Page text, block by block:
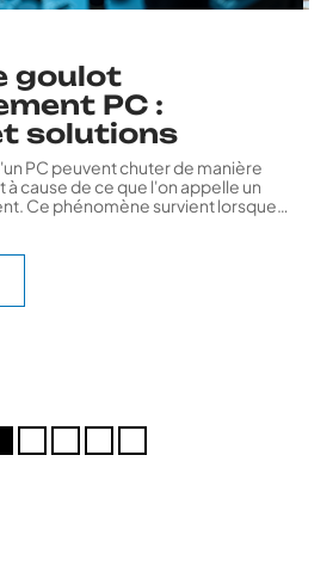
goulot
PC :
solutions
PC peuvent chuter de manière
cause de ce que l'on appelle un
Ce phénomène survient lorsque…